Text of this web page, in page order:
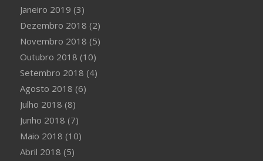
Janeiro 2019 (3)
Dezembro 2018 (2)
Novembro 2018 (5)
Outubro 2018 (10)
Setembro 2018 (4)
Agosto 2018 (6)
Julho 2018 (8)
Junho 2018 (7)
Maio 2018 (10)
Abril 2018 (5)